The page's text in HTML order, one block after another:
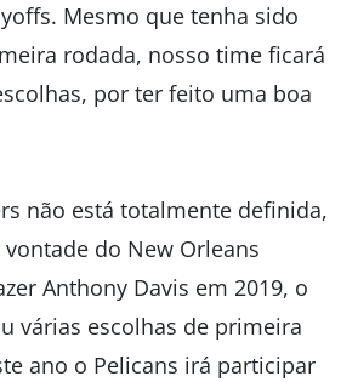
Mesmo que tenha sido
rodada, nosso time ficará
por ter feito uma boa
não está totalmente definida,
do New Orleans
Anthony Davis em 2019, o
várias escolhas de primeira
ano o Pelicans irá participar